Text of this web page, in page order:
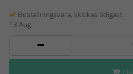
Beställningsvara, skickas tidigast
13 Aug